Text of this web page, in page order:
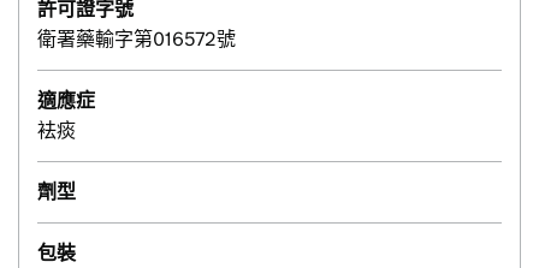
許可證字號
衛署藥輸字第016572號
適應症
袪痰
劑型
包裝